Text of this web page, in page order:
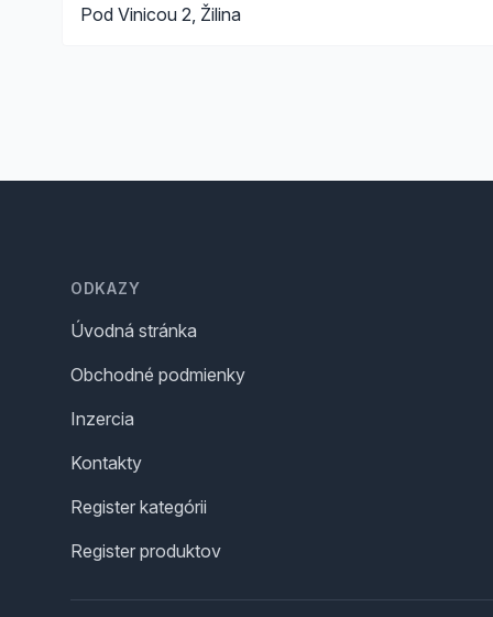
Pod Vinicou 2, Žilina
ODKAZY
Úvodná stránka
Obchodné podmienky
Inzercia
Kontakty
Register kategórii
Register produktov